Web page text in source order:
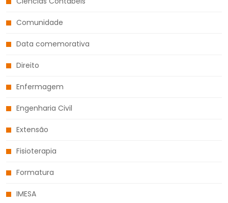
Comunidade
Data comemorativa
Direito
Enfermagem
Engenharia Civil
Extensão
Fisioterapia
Formatura
IMESA